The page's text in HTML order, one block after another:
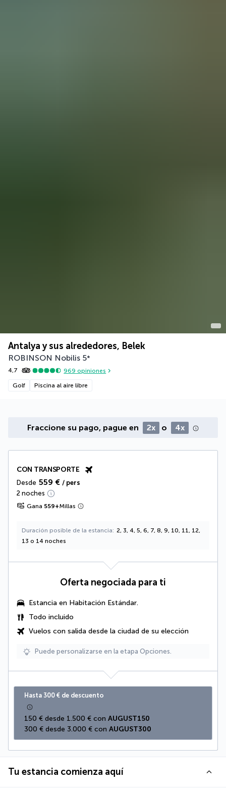
Antalya y sus alrededores, Belek
ROBINSON Nobilis 5*
4,7 969 opiniones
Golf Piscina al aire libre
Fraccione su pago, pague en 2x o 4x
CON TRANSPORTE
Desde 559 € / pers
2 noches
Gana 559+Millas
Duración posible de la estancia
2, 3, 4, 5, 6, 7, 8, 9, 10, 11, 12,
13 o 14 noches
Oferta negociada para ti
Estancia en Habitación Estándar.
Todo incluido
Vuelos con salida desde la ciudad de su elección
Puede personalizarse en la etapa Opciones.
Hasta 300 € de descuento
150 € desde 1.500 € con AUGUST150
300 € desde 3.000 € con AUGUST300
Tu estancia comienza aquí